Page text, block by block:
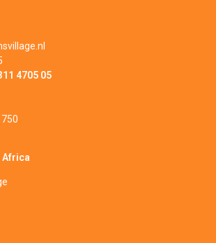
4705 05
750
Africa